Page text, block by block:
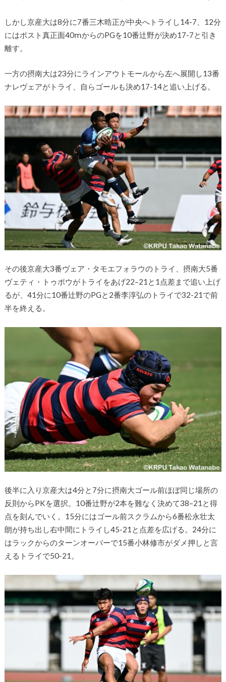
しかし京産大は8分に7番三木晧正が中央へトライし14-7、 12分
にはポスト真正面40ⅿからのPGを10番辻野が決め17-7と引き
離す。
一方の摂南大は23分にラインアウトモールから左へ展開し13番
ナレヴェアがトライ、自らゴールも決め17-14と追い上げる。
その後京産大3番ヴェア・タモエフォラウのトライ、摂南大5番
ヴェティ・トゥポウがトライをあげ22–21 と 1 点差まで追い上げ
るが、 41分に10番辻野のPGと 2番李淳弘のトライで32-21で前
半を終える。
後半に入り京産大は4分と 7分に摂南大ゴール前ほぼ同じ場所の
反則からPKを選択。 10番辻野が2本を難なく決めて38–21 と得
点を刻んでいく。 15分にはゴール前スクラムから6番松永壮太
朗が持ち出し右中間にトライし45-21と点差を広げる。24分に
はラックからのターンオーバーで15番小林修市がダメ押 しと言
えるトライで50-21。